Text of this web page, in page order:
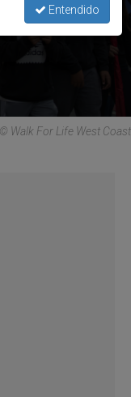
Walk For Life West Coast
Entendido